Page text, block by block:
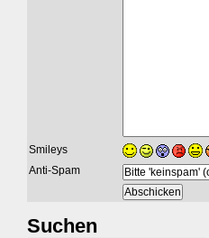
Smileys
Anti-Spam
Suchen